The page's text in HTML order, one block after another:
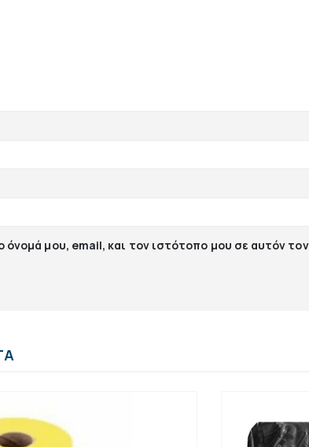
όνομά μου, email, και τον ιστότοπο μου σε αυτόν